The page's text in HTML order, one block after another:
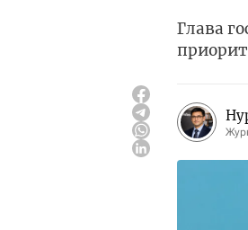
Глава